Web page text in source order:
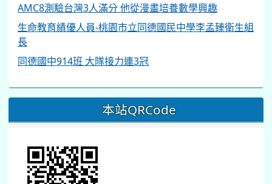
AMC8測驗台灣3人滿分 他從漫畫培養數學興趣
生命教育績優人員-桃園市立同德國民中學李孟臻衛生組
長
同德國中914班 大隊接力連3冠
本站QRCode